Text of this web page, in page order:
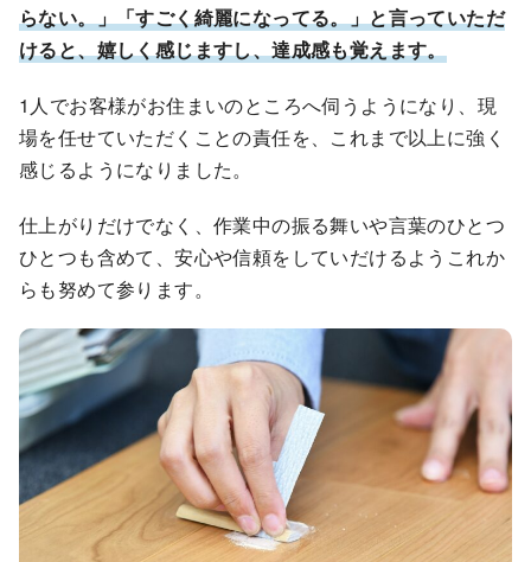
らない。」「すごく綺麗になってる。」と言っていただ
けると、嬉しく感じますし、達成感も覚えます。
1人でお客様がお住まいのところへ伺うようになり、現
場を任せていただくことの責任を、これまで以上に強く
感じるようになりました。
仕上がりだけでなく、作業中の振る舞いや言葉のひとつ
ひとつも含めて、安心や信頼をしていだけるようこれか
らも努めて参ります。